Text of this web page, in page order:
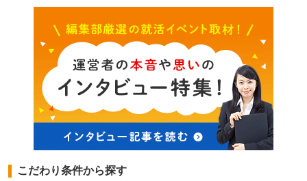
こだわり条件から探す